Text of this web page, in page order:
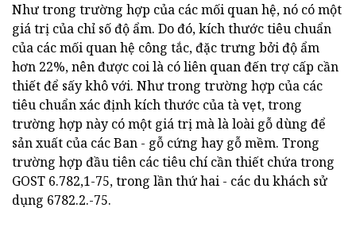
Như trong trường hợp của các mối quan hệ, nó có một
giá trị của chỉ số độ ẩm. Do đó, kích thước tiêu chuẩn
của các mối quan hệ công tắc, đặc trưng bởi độ ẩm
hơn 22%, nên được coi là có liên quan đến trợ cấp cần
thiết để sấy khô với. Như trong trường hợp của các
tiêu chuẩn xác định kích thước của tà vẹt, trong
trường hợp này có một giá trị mà là loài gỗ dùng để
sản xuất của các Ban - gỗ cứng hay gỗ mềm. Trong
trường hợp đầu tiên các tiêu chí cần thiết chứa trong
GOST 6.782,1-75, trong lần thứ hai - các du khách sử
dụng 6782.2.-75.